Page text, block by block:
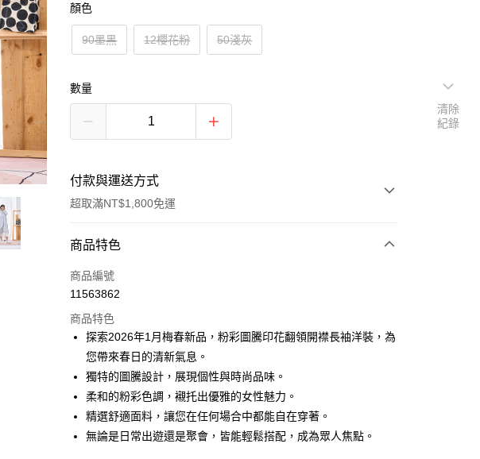
顏色
90墨黑 12櫻花粉 50淺灰
數量
付款與運送方式
超取滿NT$1,800免運
付款方式
信用卡一次付款
LINE Pay
Apple Pay
悠遊付
Google Pay
商品特色
商品編號
11563862
商品特色
探索2026年1月梅春新品，粉彩圖騰印花翻領開襟長袖洋裝，為
您帶來春日的清新氣息。
獨特的圖騰設計，展現個性與時尚品味。
柔和的粉彩色調，襯托出優雅的女性魅力。
精選舒適面料，讓您在任何場合中都能自在穿著。
無論是日常出遊還是聚會，皆能輕鬆搭配，成為眾人焦點。
清除
紀錄